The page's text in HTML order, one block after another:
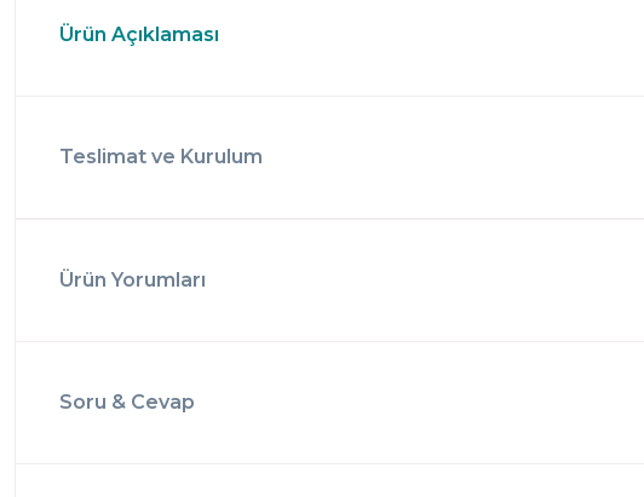
Ürün Açıklaması
Teslimat ve Kurulum
Ürün Yorumları
Soru & Cevap